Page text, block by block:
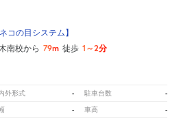
コの目システム】
南校から 79m 徒歩 1～2分
外形式 - 駐車台数 -
- 車高 -